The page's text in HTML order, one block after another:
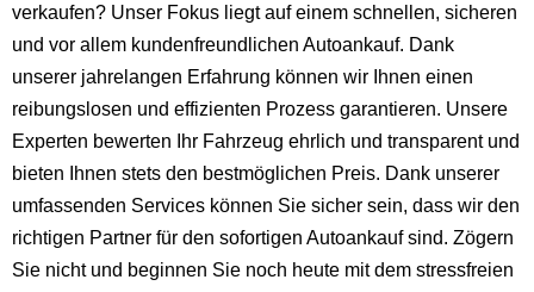
verkaufen? Unser Fokus liegt auf einem schnellen, sicheren
und vor allem kundenfreundlichen Autoankauf. Dank
unserer jahrelangen Erfahrung können wir Ihnen einen
reibungslosen und effizienten Prozess garantieren. Unsere
Experten bewerten Ihr Fahrzeug ehrlich und transparent und
bieten Ihnen stets den bestmöglichen Preis. Dank unserer
umfassenden Services können Sie sicher sein, dass wir den
richtigen Partner für den sofortigen Autoankauf sind. Zögern
Sie nicht und beginnen Sie noch heute mit dem stressfreien